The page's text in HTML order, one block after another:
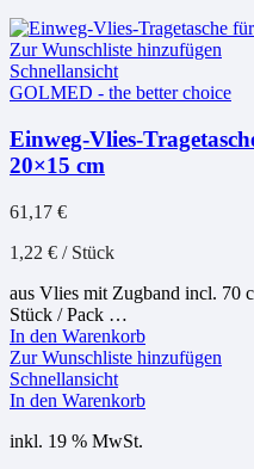
Zur Wunschliste hinzufügen
Schnellansicht
GOLMED - the better choice
Einweg-Vlies-
20×15 cm
61,17 €
1,22 € / Stück
aus Vlies mit Zugband incl. 70
Stück / Pack …
In den Warenkorb
Zur Wunschliste hinzufügen
Schnellansicht
In den Warenkorb
inkl. 19 % MwSt.